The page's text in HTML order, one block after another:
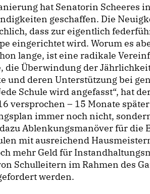
hat Senatorin Scheeres
geschaffen. Die
dass zur eigentlich
eingerichtet wird. Worum es
lange, ist eine radikale
die Überwindung der
und deren Unterstützung bei
Schule wird angefasst“, hat
versprochen – 15 Monate
immer noch nicht,
Ablenkungsmanöver für die
mit ausreichend
mehr Geld für
Schulleitern im Rahmen des
werden.